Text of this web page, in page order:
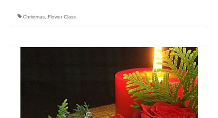
Christmas Flower Class